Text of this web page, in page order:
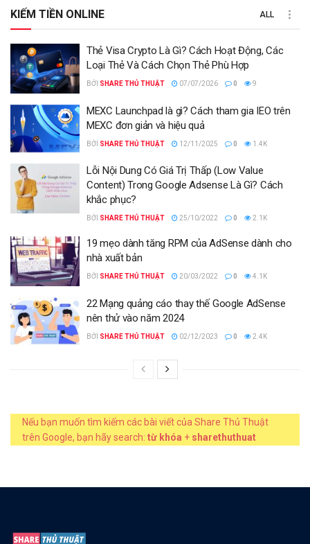
KIẾM TIỀN ONLINE ALL
Thẻ Visa Crypto Là Gì? Cách Hoạt Động, Các
Loại Thẻ Và Cách Chọn Thẻ Phù Hợp
BỞI SHARE THỦ THUẬT 07/07/2026 0 9
MEXC Launchpad là gì? Cách tham gia IEO trên
MEXC đơn giản và hiệu quả
BỞI SHARE THỦ THUẬT 12/11/2025 0 1.4K
Lỗi Nội Dung Có Giá Trị Thấp (Low Value
Content) Trong Google Adsense Là Gì? Cách
khắc phục?
BỞI SHARE THỦ THUẬT 25/10/2022 0 2.1K
19 mẹo dành tăng RPM của AdSense dành cho
nhà xuất bản
BỞI SHARE THỦ THUẬT 20/03/2022 0 4.1K
22 Mạng quảng cáo thay thế Google AdSense
nên thử vào năm 2024
BỞI SHARE THỦ THUẬT 02/12/2023 0 2.4K
Nếu bạn muốn tìm kiếm các bài viết của Share Thủ Thuật
trên Google, bạn hãy search: từ khóa + sharethuthuat